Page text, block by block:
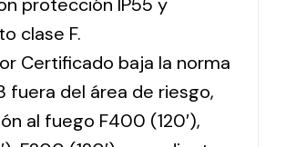
protección IP55 y
clase F.
Certificado baja la norma
3 fuera del área de riesgo,
al fuego F400 (120′),